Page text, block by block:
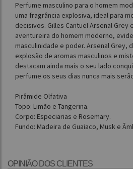
Perfume masculino para o homem
uma fragrância explosiva, ideal para
decisivos. Gilles Cantuel Arsenal Grey
aventureira do homem moderno,
masculinidade e poder. Arsenal Grey,
explosão de aromas masculinos e
destacam ainda mais o seu lado
perfume os seus dias nunca mais
Pirâmide Olfativa
Topo: Limão e Tangerina.
Corpo: Especiarias e Rosemary.
Fundo: Madeira de Guaiaco, Musk e
OPINIÃO DOS CLIENTES